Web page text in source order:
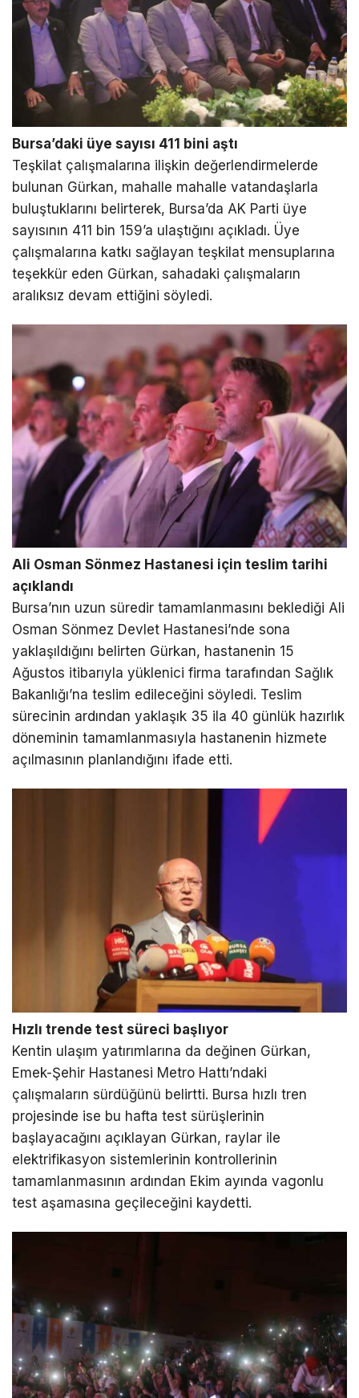
Bursa’daki üye sayısı 411 bini aştı
Teşkilat çalışmalarına ilişkin değerlendirmelerde
bulunan Gürkan, mahalle mahalle vatandaşlarla
buluştuklarını belirterek, Bursa’da AK Parti üye
sayısının 411 bin 159’a ulaştığını açıkladı. Üye
çalışmalarına katkı sağlayan teşkilat mensuplarına
teşekkür eden Gürkan, sahadaki çalışmaların
aralıksız devam ettiğini söyledi.
Ali Osman Sönmez Hastanesi için teslim tarihi
açıklandı
Bursa’nın uzun süredir tamamlanmasını beklediği Ali
Osman Sönmez Devlet Hastanesi’nde sona
yaklaşıldığını belirten Gürkan, hastanenin 15
Ağustos itibarıyla yüklenici firma tarafından Sağlık
Bakanlığı’na teslim edileceğini söyledi. Teslim
sürecinin ardından yaklaşık 35 ila 40 günlük hazırlık
döneminin tamamlanmasıyla hastanenin hizmete
açılmasının planlandığını ifade etti.
Hızlı trende test süreci başlıyor
Kentin ulaşım yatırımlarına da değinen Gürkan,
Emek-Şehir Hastanesi Metro Hattı’ndaki
çalışmaların sürdüğünü belirtti. Bursa hızlı tren
projesinde ise bu hafta test sürüşlerinin
başlayacağını açıklayan Gürkan, raylar ile
elektrifikasyon sistemlerinin kontrollerinin
tamamlanmasının ardından Ekim ayında vagonlu
test aşamasına geçileceğini kaydetti.